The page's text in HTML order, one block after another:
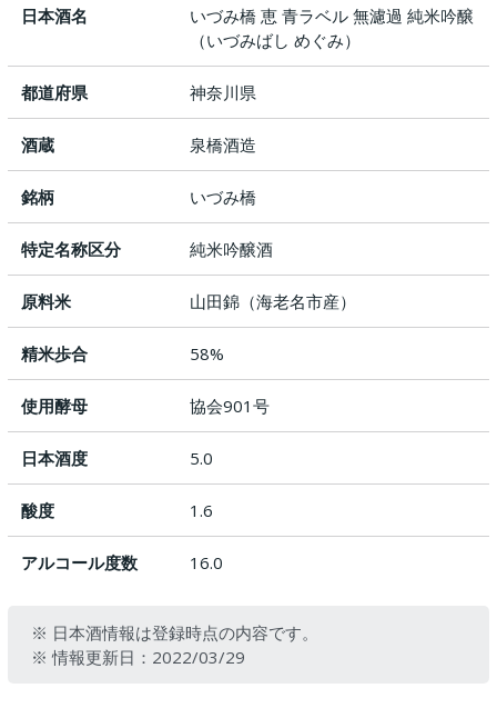
日本酒名
いづみ橋 恵 青ラベル 無濾過 純米吟醸
（いづみばし めぐみ）
都道府県 神奈川県
酒蔵 泉橋酒造
銘柄 いづみ橋
特定名称区分 純米吟醸酒
原料米 山田錦（海老名市産）
精米歩合 58%
使用酵母 協会901号
日本酒度 5.0
酸度 1.6
アルコール度数 16.0
※ 日本酒情報は登録時点の内容です。
※ 情報更新日：2022/03/29